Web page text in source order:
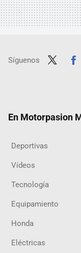
Síguenos
En Motorpasion
Deportivas
Vídeos
Tecnología
Equipamiento
Honda
Eléctricas